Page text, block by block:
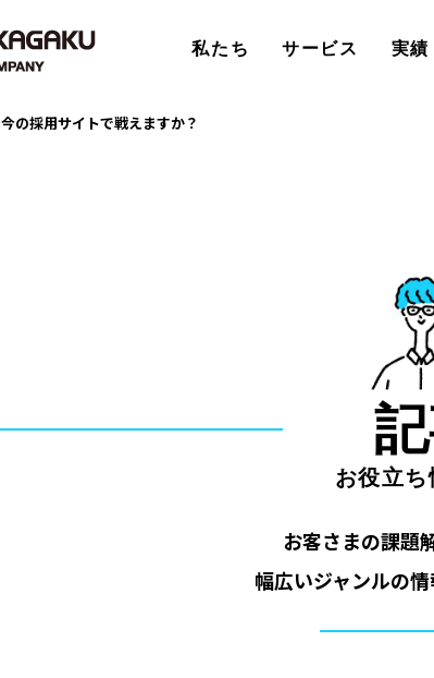
私たち サービス 実績
今の採用サイトで戦えますか？
お役立
お客さまの課題
幅広いジャンルの情